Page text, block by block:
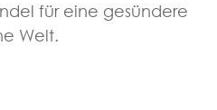
für eine gesündere
Welt.